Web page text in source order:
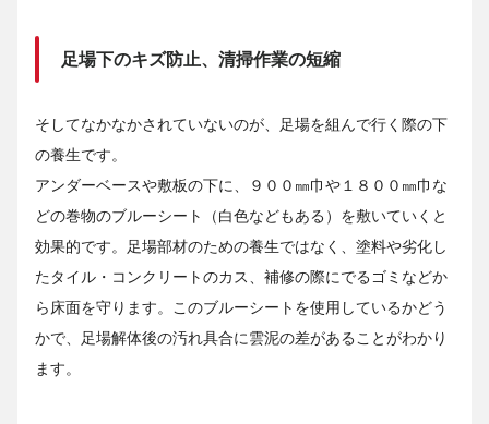
足場下のキズ防止、清掃作業の短縮
そしてなかなかされていないのが、足場を組んで行く際の下
の養生です。
アンダーベースや敷板の下に、９００㎜巾や１８００㎜巾な
どの巻物のブルーシート（白色などもある）を敷いていくと
効果的です。足場部材のための養生ではなく、塗料や劣化し
たタイル・コンクリートのカス、補修の際にでるゴミなどか
ら床面を守ります。このブルーシートを使用しているかどう
かで、足場解体後の汚れ具合に雲泥の差があることがわかり
ます。